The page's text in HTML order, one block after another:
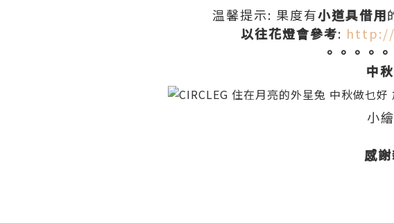
温馨提示: 果度有小道具借用
以往花燈會參考: http://
。。。。
中
小
感